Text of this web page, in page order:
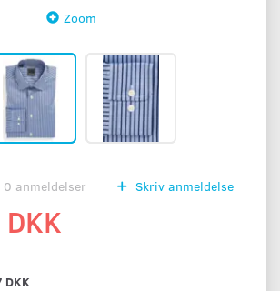
Zoom
0 anmeldelser Skriv anmeldelse
DKK